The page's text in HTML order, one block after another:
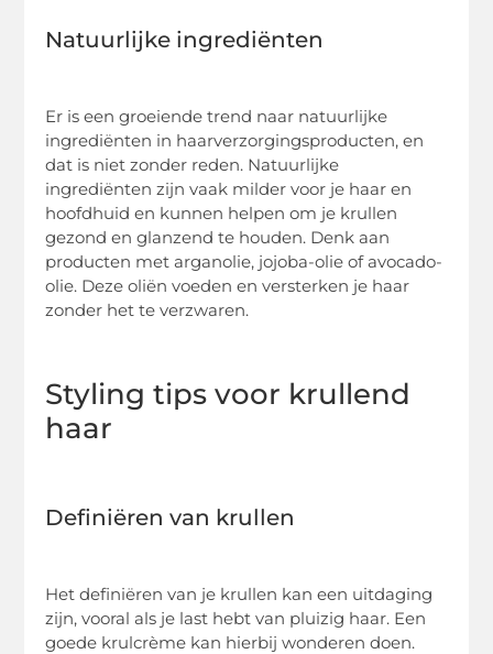
Natuurlijke ingrediënten
Er is een groeiende trend naar natuurlijke
ingrediënten in haarverzorgingsproducten, en
dat is niet zonder reden. Natuurlijke
ingrediënten zijn vaak milder voor je haar en
hoofdhuid en kunnen helpen om je krullen
gezond en glanzend te houden. Denk aan
producten met arganolie, jojoba-olie of avocado-
olie. Deze oliën voeden en versterken je haar
zonder het te verzwaren.
Styling tips voor krullend
haar
Definiëren van krullen
Het definiëren van je krullen kan een uitdaging
zijn, vooral als je last hebt van pluizig haar. Een
goede krulcrème kan hierbij wonderen doen.